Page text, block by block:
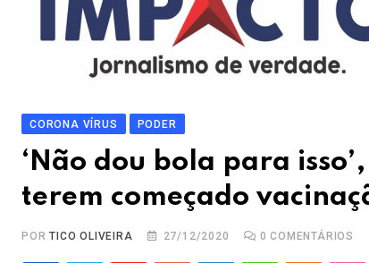
CORONA VÍRUS PODER
‘Não dou bola para
terem começado
PORTICO OLIVEIRA 27/12/2020 0 COMENTÁRIOS